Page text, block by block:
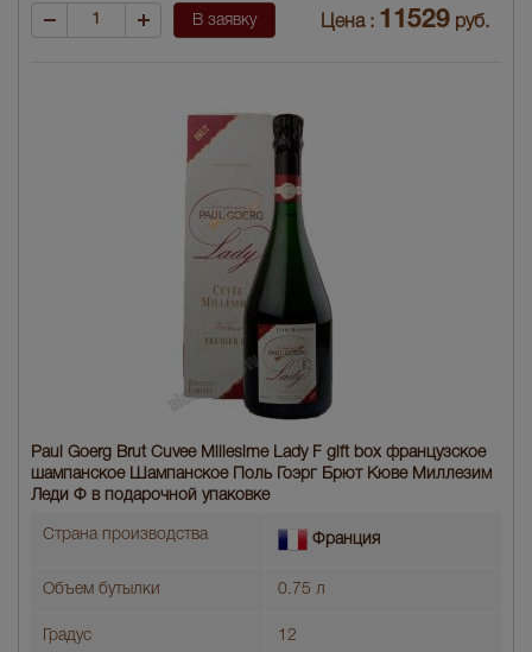
В заявку Цена : 11529 руб.
Paul Goerg Brut Cuvee Millesime Lady F gift box французское
шампанское Шампанское Поль Гоэрг Брют Кюве Миллезим
Леди Ф в подарочной упаковке
Страна производства Франция
Объем бутылки 0.75 л
Градус 12